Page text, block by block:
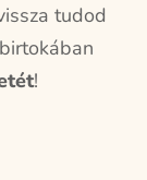
tudod
!